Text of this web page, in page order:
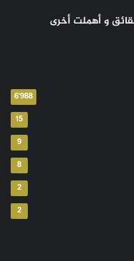
و أهملت أخرى
6٬988
15
9
8
2
2